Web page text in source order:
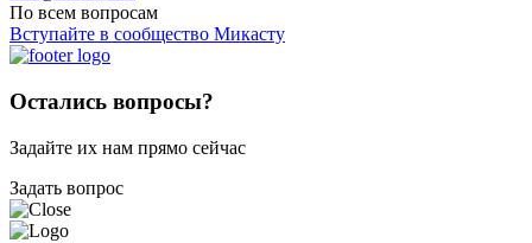
По всем вопросам
Вступайте в сообщество Микасту
Остались вопросы?
Задайте их нам прямо сейчас
Задать вопрос